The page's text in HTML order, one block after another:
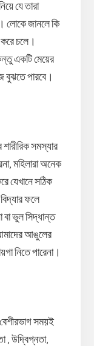
যে তারা
লোকে জানলে কি
চলে।
একটি মেয়ের
বুঝতে পারবে।
শারীরিক সমস্যার
মহিলারা অনেক
যেখানে সঠিক
ফলে
বা ভুল সিদ্ধান্ত
আঙুলের
নিতে পারেনা।
সময়ই
, উদ্বিগ্নতা,